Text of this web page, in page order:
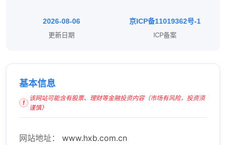
2026-08-06
更新日期
京ICP备11019362号-1
ICP备案
基本信息
该网站可能含有股票、理财等金融投资内容（市场有风险，投资须
谨慎）
网站地址： www.hxb.com.cn